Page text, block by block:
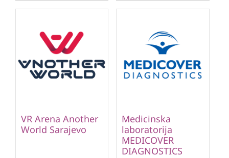
VR Arena Another
World Sarajevo
Medicinska
laboratorija
MEDICOVER
DIAGNOSTICS